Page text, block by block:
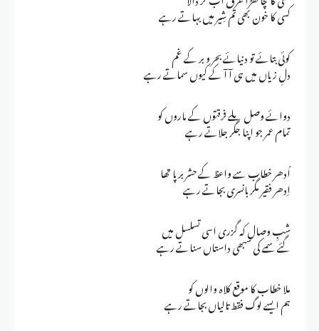
کسی کا خون بھی تم شِیر میں بہاتے رہے
کوئی بتائے تو دنیائے بحر و بر کے غم
دلِ زیاں میں ہی آ آ کے کیوں سماتے رہے
دوائے وصل ملے فرقتوں کے ماروں کو
تمام عمر جو اپنا جگر جلاتے رہے
اُدھر خطاب سے واعظ کے حشر برپا تھا
اِدھر فقیر مگر بانسری بجاتے رہے
شبِ وصال کہ گزری اسی تسلسل میں
گئے سمے کی سبھی داستاں سناتے رہے
ملا خطاب کا موقع کلاہ والوں کو
ہم ایسے لوگ فقط تالیاں بجاتے رہے